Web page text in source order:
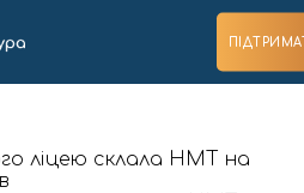
ліцею склала НМТ на